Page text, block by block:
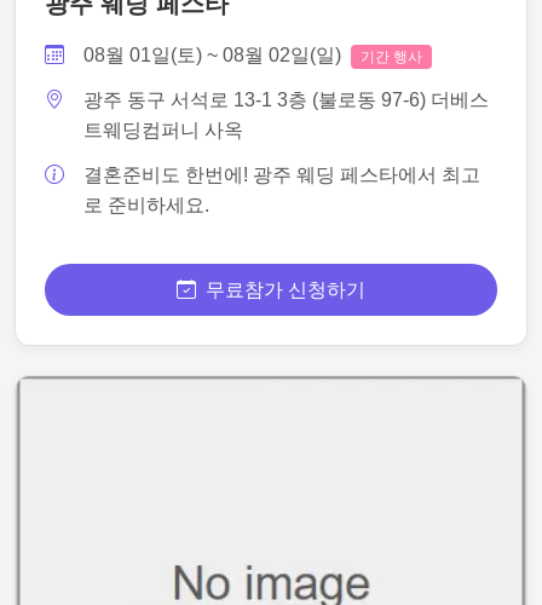
08월 01일(토) ~ 08월 02일(일) 기간 행사
광주 동구 서석로 13-1 3층 (불로동 97-6) 더베스
트웨딩컴퍼니 사옥
결혼준비도 한번에! 광주 웨딩 페스타에서 최고
로 준비하세요.
무료참가 신청하기